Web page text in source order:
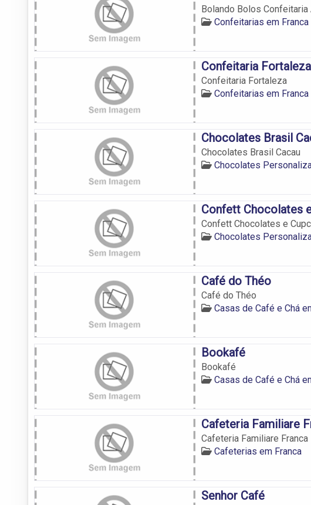
Bolando Bolos
Confeitarias em Franca
Confeitaria Fortaleza
Confeitaria Fortaleza
Confeitarias em Franca
Chocolates Brasil
Chocolates Brasil Cacau
Chocolates
Confett Chocolates
Confett Chocolates e
Chocolates
Café do Théo
Café do Théo
Casas de Café e Chá
Bookafé
Bookafé
Casas de Café e Chá
Cafeteria Familiare
Cafeteria Familiare Franca
Cafeterias em Franca
Senhor Café